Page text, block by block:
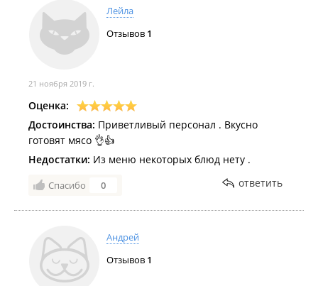
Лейла
Отзывов 1
21 ноября 2019 г.
Оценка:
Достоинства: Приветливый персонал . Вкусно
готовят мясо 👌👍
Недостатки: Из меню некоторых блюд нету .
Спасибо 0 ответить
Андрей
Отзывов 1